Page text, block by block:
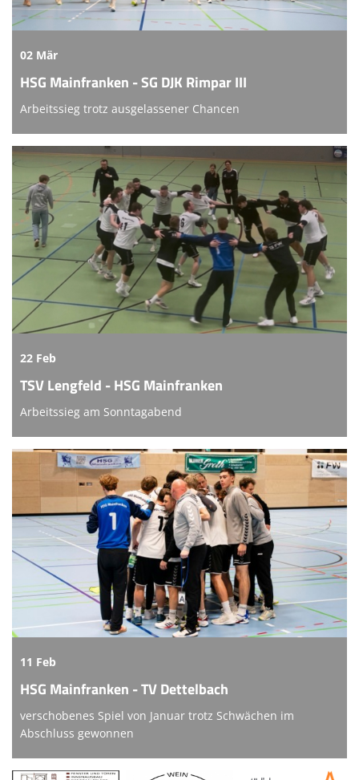
02 Mär
HSG Mainfranken - SG DJK Rimpar III
Arbeitssieg trotz ausgelassener Chancen
22 Feb
TSV Lengfeld - HSG Mainfranken
Arbeitssieg am Sonntagabend
11 Feb
HSG Mainfranken - TV Dettelbach
verschobenes Spiel von Januar trotz Schwächen im
Abschluss gewonnen